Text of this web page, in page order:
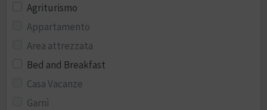
Agriturismo
Appartamento
Area attrezzata
Bed and Breakfast
Casa Vacanze
Garnì